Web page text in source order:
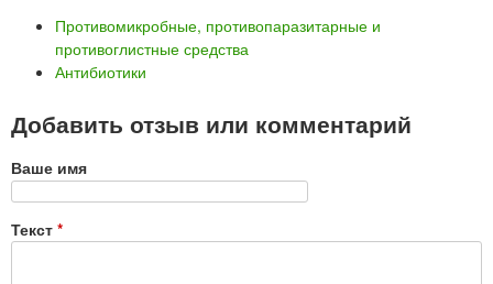
Противомикробные, противопаразитарные и
противоглистные средства
Антибиотики
Добавить отзыв или комментарий
Ваше имя
Текст *